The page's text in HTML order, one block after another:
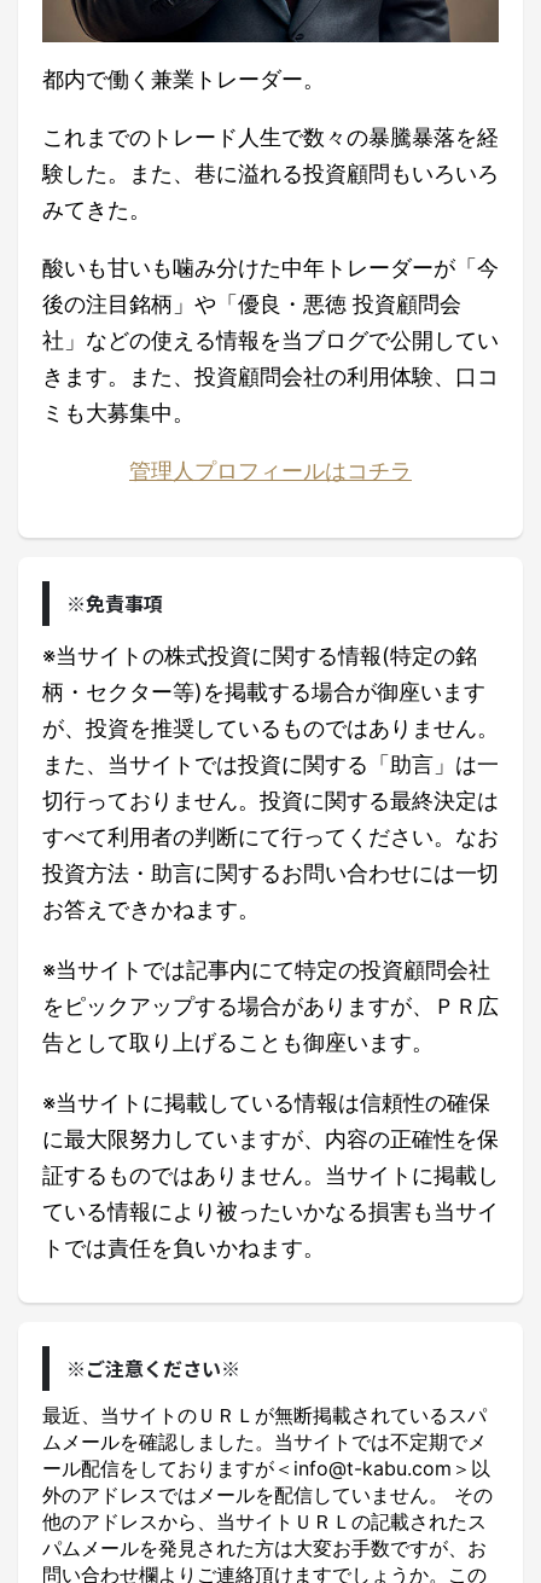
都内で働く兼業トレーダー。
これまでのトレード人生で数々の暴騰暴落を経
験した。また、巷に溢れる投資顧問もいろいろ
みてきた。
酸いも甘いも噛み分けた中年トレーダーが「今
後の注目銘柄」や「優良・悪徳 投資顧問会
社」などの使える情報を当ブログで公開してい
きます。また、投資顧問会社の利用体験、口コ
ミも大募集中。
管理人プロフィールはコチラ
※免責事項
※当サイトの株式投資に関する情報(特定の銘
柄・セクター等)を掲載する場合が御座います
が、投資を推奨しているものではありません。
また、当サイトでは投資に関する「助言」は一
切行っておりません。投資に関する最終決定は
すべて利用者の判断にて行ってください。なお
投資方法・助言に関するお問い合わせには一切
お答えできかねます。
※当サイトでは記事内にて特定の投資顧問会社
をピックアップする場合がありますが、ＰＲ広
告として取り上げることも御座います。
※当サイトに掲載している情報は信頼性の確保
に最大限努力していますが、内容の正確性を保
証するものではありません。当サイトに掲載し
ている情報により被ったいかなる損害も当サイ
トでは責任を負いかねます。
※ご注意ください※
最近、当サイトのＵＲＬが無断掲載されているスパ
ムメールを確認しました。当サイトでは不定期でメ
ール配信をしておりますが＜info@t-kabu.com＞以
外のアドレスではメールを配信していません。 その
他のアドレスから、当サイトＵＲＬの記載されたス
パムメールを発見された方は大変お手数ですが、お
問い合わせ欄よりご連絡頂けますでしょうか。この